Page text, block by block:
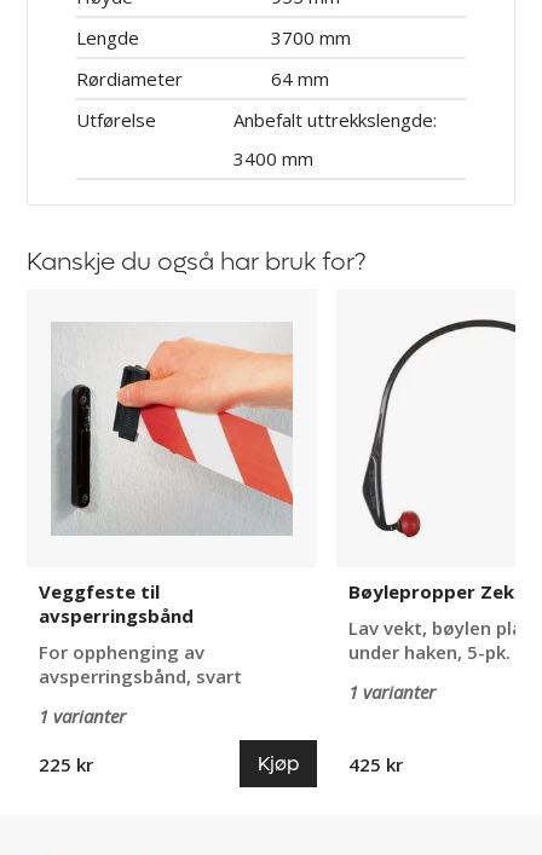
Lengde
3700 mm
Rørdiameter
64 mm
Utførelse
Anbefalt uttrekkslengde:
3400 mm
Kanskje du også har bruk for?
avsperringsbånd
Veggfeste til
avsperringsbånd
For opphenging av
avsperringsbånd, svart
1 varianter
225 kr
Kjøp
Bøylepropper Zekler
Lav vekt, bøylen
under haken, 5-pk.
1 varianter
425 kr